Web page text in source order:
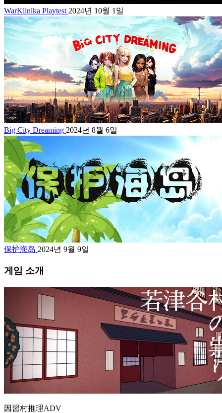
WarKlinika Playtest 2024년 10월 1일
Big City Dreaming 2024년 8월 6일
保护海岛 2024년 9월 9일
게임 소개
因習村推理ADV